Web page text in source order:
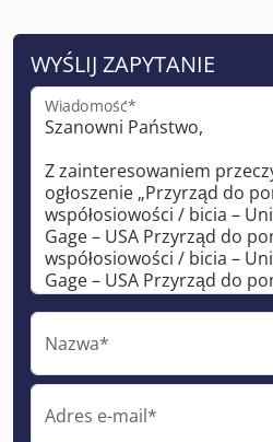
WYŚLIJ ZAPYTANIE
Wiadomość*
Nazwa*
Adres e-mail*